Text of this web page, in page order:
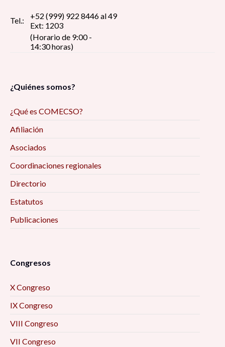
Tel.:
+52 (999) 922 8446 al 49
Ext: 1203
(Horario de 9:00 -
14:30 horas)
¿Quiénes somos?
¿Qué es COMECSO?
Afiliación
Asociados
Coordinaciones regionales
Directorio
Estatutos
Publicaciones
Congresos
X Congreso
IX Congreso
VIII Congreso
VII Congreso